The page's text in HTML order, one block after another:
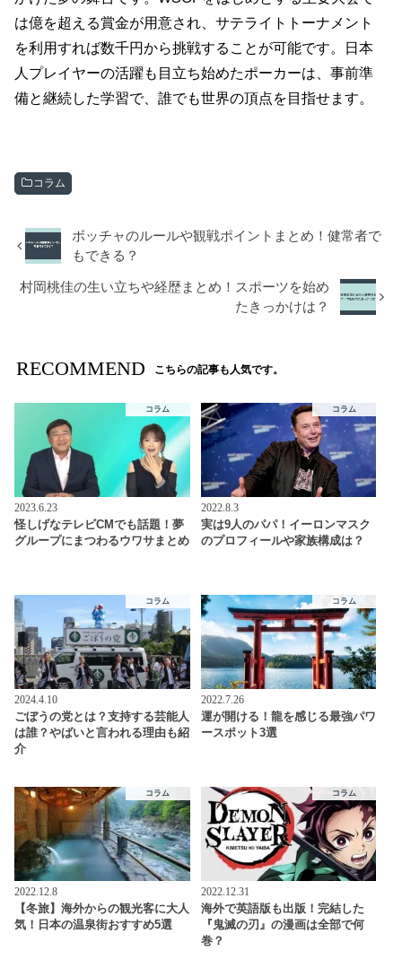
は億を超える賞金が用意され、サテライトトーナメント
を利用すれば数千円から挑戦することが可能です。日本
人プレイヤーの活躍も目立ち始めたポーカーは、事前準
備と継続した学習で、誰でも世界の頂点を目指せます。
コラム
ボッチャのルールや観戦ポイントまとめ！健常者で
もできる？
村岡桃佳の生い立ちや経歴まとめ！スポーツを始め
たきっかけは？
RECOMMEND こちらの記事も人気です。
コラム
2023.6.23
怪しげなテレビCMでも話題！夢
グループにまつわるウワサまとめ
コラム
2022.8.3
実は9人のパパ！イーロンマスク
のプロフィールや家族構成は？
コラム
2024.4.10
ごぼうの党とは？支持する芸能人
は誰？やばいと言われる理由も紹
介
コラム
2022.7.26
運が開ける！龍を感じる最強パワ
ースポット3選
コラム
2022.12.8
【冬旅】海外からの観光客に大人
気！日本の温泉街おすすめ5選
コラム
2022.12.31
海外で英語版も出版！完結した
『鬼滅の刃』の漫画は全部で何
巻？